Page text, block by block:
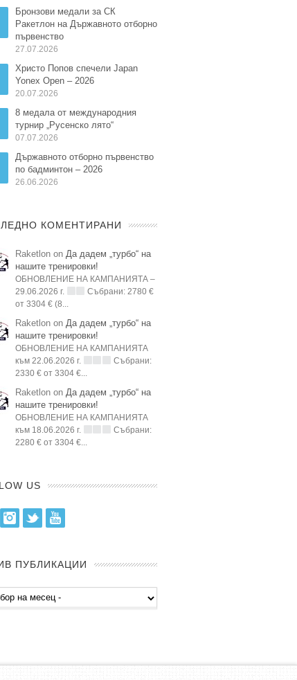
Бронзови медали за СК
Ракетлон на Държавното отборно
първенство
27.07.2026
Христо Попов спечели Japan
Yonex Open – 2026
20.07.2026
8 медала от международния
турнир „Русенско лято“
07.07.2026
Държавното отборно първенство
по бадминтон – 2026
26.06.2026
КОМЕНТИРАНИ
Raketlon on Да дадем „турбо“ на
нашите тренировки!
ОБНОВЛЕНИЕ НА КАМПАНИЯТА –
29.06.2026 г.
Събрани: 2780 €
от 3304 € (8...
Raketlon on Да дадем „турбо“ на
нашите тренировки!
ОБНОВЛЕНИЕ НА КАМПАНИЯТА
към 22.06.2026 г.
Събрани:
2330 € от 3304 €...
Raketlon on Да дадем „турбо“ на
нашите тренировки!
ОБНОВЛЕНИЕ НА КАМПАНИЯТА
към 18.06.2026 г.
Събрани:
2280 € от 3304 €...
US
FacebookInstagram
Twitter
ПУБЛИКАЦИИ